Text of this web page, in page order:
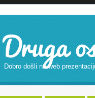
Druga
Dobro došli na web